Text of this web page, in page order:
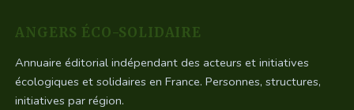
ANGERS ÉCO-SOLIDAIRE
Annuaire éditorial indépendant des acteurs et initiatives
écologiques et solidaires en France. Personnes, structures,
initiatives par région.